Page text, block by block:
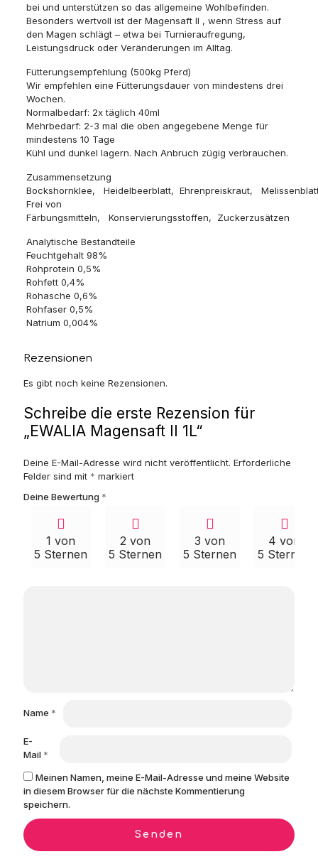
bei und unterstützen so das allgemeine Wohlbefinden.
Besonders wertvoll ist der Magensaft II , wenn Stress auf
den Magen schlägt – etwa bei Turnieraufregung,
Leistungsdruck oder Veränderungen im Alltag.
Fütterungsempfehlung (500kg Pferd)
Wir empfehlen eine Fütterungsdauer von mindestens drei
Wochen.
Normalbedarf: 2x täglich 40ml
Mehrbedarf: 2-3 mal die oben angegebene Menge für
mindestens 10 Tage
Kühl und dunkel lagern. Nach Anbruch zügig verbrauchen.
Zusammensetzung
Bockshornklee, Heidelbeerblatt, Ehrenpreiskraut,
Frei von
Färbungsmitteln, Konservierungsstoffen, Zuckerzusätzen
Analytische Bestandteile
Feuchtgehalt 98%
Rohprotein 0,5%
Rohfett 0,4%
Rohasche 0,6%
Rohfaser 0,5%
Natrium 0,004%
Rezensionen
Es gibt noch keine Rezensionen.
Schreibe die erste Rezension für
„EWALIA Magensaft II 1L“
Deine E-Mail-Adresse wird nicht veröffentlicht. Erforderliche
Felder sind mit * markiert
Deine Bewertung *
1 von
5 Sternen
2 von
5 Sternen
3 von
5 Sternen
4 von
5 Sternen
Name *
E-
Mail *
Meinen Namen, meine E-Mail-Adresse und meine Website
in diesem Browser für die nächste Kommentierung
speichern.